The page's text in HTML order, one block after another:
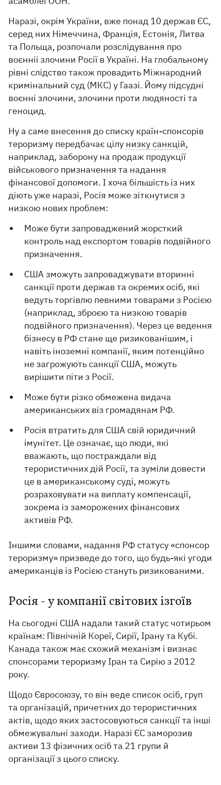
Наразі, окрім України, вже понад 10 держав ЄС,
серед них Німеччина, Франція, Естонія, Литва
та Польща, розпочали розслідування про
воєнніі злочини Росії в Україні. На глобальному
рівні слідство також провадить Міжнародний
кримінальний суд (МКС) у Гаазі. Йому підсудні
воєнні злочини, злочини проти людяності та
геноцид.
Ну а саме внесення до списку країн-спонсорів
тероризму передбачає цілу низку санкцій,
наприклад, заборону на продаж продукції
військового призначення та надання
фінансової допомоги. І хоча більшість із них
діють уже наразі, Росія може зіткнутися з
низкою нових проблем:
Може бути запроваджений жорсткий
контроль над експортом товарів подвійного
призначення.
США зможуть запроваджувати вторинні
санкції проти держав та окремих осіб, які
ведуть торгівлю певними товарами з Росією
(наприклад, зброєю та низкою товарів
подвійного призначення). Через це ведення
бізнесу в РФ стане ще ризикованішим, і
навіть іноземні компанії, яким потенційно
не загрожують санкції США, можуть
вирішити піти з Росії.
Може бути різко обмежена видача
американських віз громадянам РФ.
Росія втратить для США свій юридичний
імунітет. Це означає, що люди, які
вважають, що постраждали від
терористичних дій Росії, та зуміли довести
це в американському суді, можуть
розраховувати на виплату компенсації,
зокрема із заморожених фінансових
активів РФ.
Іншими словами, надання РФ статусу «спонсор
тероризму» призведе до того, що будь-які угоди
американців із Росією стануть ризикованими.
Росія - у компанії світових ізгоїв
На сьогодні США надали такий статус чотирьом
країнам: Північній Кореї, Сирії, Ірану та Кубі.
Канада також має схожий механізм і визнає
спонсорами тероризму Іран та Сирію з 2012
року.
Щодо Євросоюзу, то він веде список осіб, груп
та організацій, причетних до терористичних
актів, щодо яких застосовуються санкції та інші
обмежувальні заходи. Наразі ЄС заморозив
активи 13 фізичних осіб та 21 групи й
організації з цього списку.